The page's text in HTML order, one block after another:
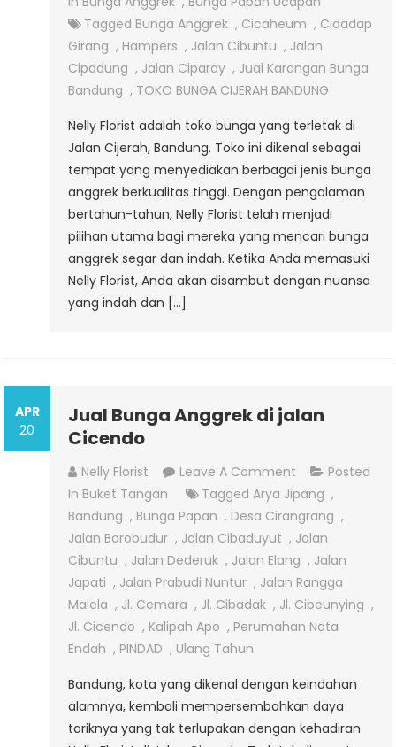
BUNGA
ANGGREK
JALAN
CIJERAH
Tagged Bunga Anggrek , Cicaheum , Cidadap
Girang , Hampers , Jalan Cibuntu , Jalan
Cipadung , Jalan Ciparay , Jual Karangan Bunga
Bandung , TOKO BUNGA CIJERAH BANDUNG
Nelly Florist adalah toko bunga yang terletak di
Jalan Cijerah, Bandung. Toko ini dikenal sebagai
tempat yang menyediakan berbagai jenis bunga
anggrek berkualitas tinggi. Dengan pengalaman
bertahun-tahun, Nelly Florist telah menjadi
pilihan utama bagi mereka yang mencari bunga
anggrek segar dan indah. Ketika Anda memasuki
Nelly Florist, Anda akan disambut dengan nuansa
yang indah dan […]
APR
20
Jual Bunga Anggrek di jalan
Cicendo
Nelly Florist Leave A Comment On
Jual
Bunga
Anggrek
Di
Jalan
Cicendo
Posted
In Buket Tangan TaggedArya Jipang ,
Bandung , Bunga Papan , Desa Cirangrang ,
Jalan Borobudur , Jalan Cibaduyut , Jalan
Cibuntu , Jalan Dederuk , Jalan Elang , Jalan
Japati , Jalan Prabudi Nuntur , Jalan Rangga
Malela , Jl. Cemara , Jl. Cibadak , Jl. Cibeunying ,
Jl. Cicendo , Kalipah Apo , Perumahan Nata
Endah , PINDAD , Ulang Tahun
Bandung, kota yang dikenal dengan keindahan
alamnya, kembali mempersembahkan daya
tariknya yang tak terlupakan dengan kehadiran